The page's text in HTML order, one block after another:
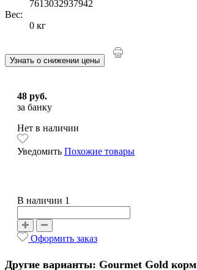
7613032937942
Вес:
0 кг
Узнать о снижении цены
48 руб.
за банку
Нет в наличии
Уведомить Похожие товары
В наличии 1
Оформить заказ
Другие варианты: Gourmet Gold